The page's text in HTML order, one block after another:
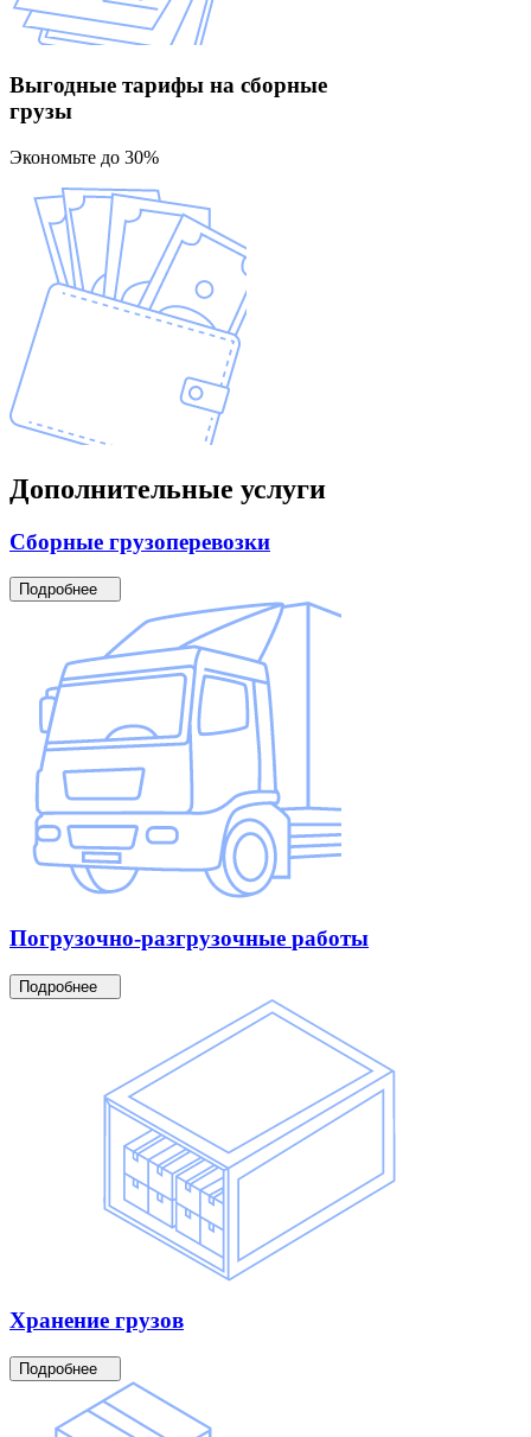
Выгодные тарифы на сборные
грузы
Экономьте до 30%
Дополнительные услуги
Сборные грузоперевозки
Подробнее
Погрузочно-разгрузочные работы
Подробнее
Хранение грузов
Подробнее